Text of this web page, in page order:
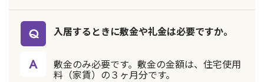
入居するときに敷金や礼金は必要ですか。
敷金のみ必要です。敷金の金額は、住宅使用
料（家賃）の３ヶ月分です。